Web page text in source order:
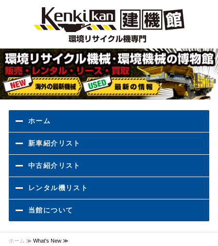
ホーム
新車紹介リスト
中古紹介リスト
レンタル機リスト
当館について
ホーム ≫ What's New ≫